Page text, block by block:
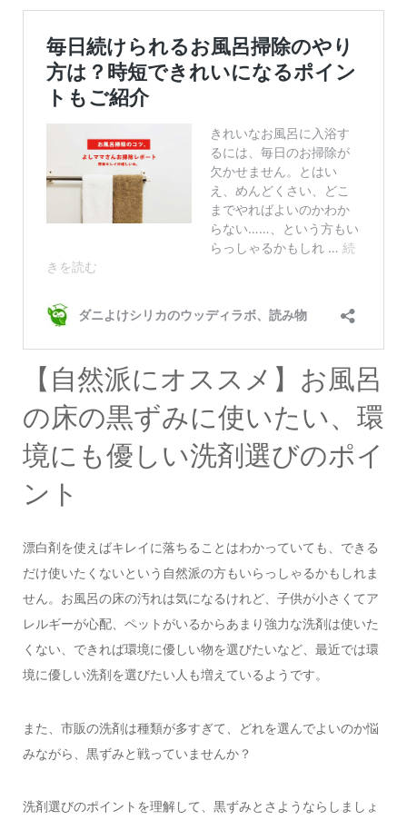
【自然派にオススメ】お風呂
の床の黒ずみに使いたい、環
境にも優しい洗剤選びのポイ
ント
漂白剤を使えばキレイに落ちることはわかっていても、できる
だけ使いたくないという自然派の方もいらっしゃるかもしれま
せん。お風呂の床の汚れは気になるけれど、子供が小さくてア
レルギーが心配、ペットがいるからあまり強力な洗剤は使いた
くない、できれば環境に優しい物を選びたいなど、最近では環
境に優しい洗剤を選びたい人も増えているようです。
また、市販の洗剤は種類が多すぎて、どれを選んでよいのか悩
みながら、黒ずみと戦っていませんか？
洗剤選びのポイントを理解して、黒ずみとさようならしましょ